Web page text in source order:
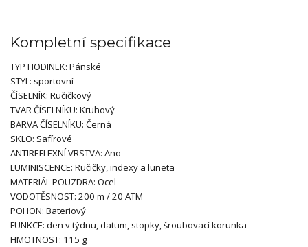
Kompletní specifikace
TYP HODINEK: Pánské
STYL: sportovní
ČÍSELNÍK: Ručičkový
TVAR ČÍSELNÍKU: Kruhový
BARVA ČÍSELNÍKU: Černá
SKLO: Safírové
ANTIREFLEXNÍ VRSTVA: Ano
LUMINISCENCE: Ručičky, indexy a luneta
MATERIÁL POUZDRA: Ocel
VODOTĚSNOST: 200 m / 20 ATM
POHON: Bateriový
FUNKCE: den v týdnu, datum, stopky, šroubovací korunka
HMOTNOST: 115 g